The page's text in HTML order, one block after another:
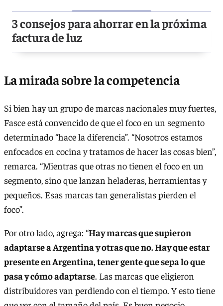
3 consejos para ahorrar en la próxima
factura de luz
La mirada sobre la competencia
Si bien hay un grupo de marcas nacionales muy fuertes,
Fasce está convencido de que el foco en un segmento
determinado “hace la diferencia”. “Nosotros estamos
enfocados en cocina y tratamos de hacer las cosas bien”,
remarca. “Mientras que otras no tienen el foco en un
segmento, sino que lanzan heladeras, herramientas y
pequeños. Esas marcas tan generalistas pierden el
foco”.
Por otro lado, agrega: “Hay marcas que supieron
adaptarse a Argentina y otras que no. Hay que estar
presente en Argentina, tener gente que sepa lo que
pasa y cómo adaptarse. Las marcas que eligieron
distribuidores van perdiendo con el tiempo. Y esto tiene